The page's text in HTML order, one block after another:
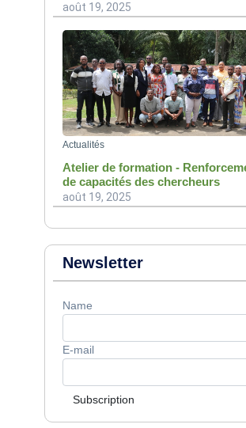
août 19, 2025
Actualités
Atelier de formation -
de capacités des chercheurs
août 19, 2025
Newsletter
Name
E-mail
Subscription